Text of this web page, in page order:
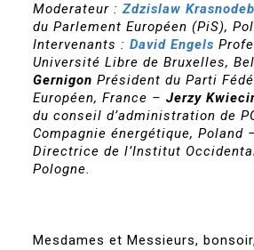
Moderateur :Zdzislaw
du Parlement Européen (PiS),
Intervenants :David Engels
Université Libre de Bruxelles,
GernigonPrésident du Parti
Européen, France –Jerzy
du conseil d’administration de
Compagnie énergétique, Poland
Directrice de l’Institut
Pologne.
Mesdames et Messieurs,